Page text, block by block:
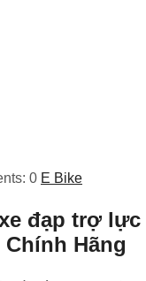
0 E Bike
đạp trợ lực
Hãng